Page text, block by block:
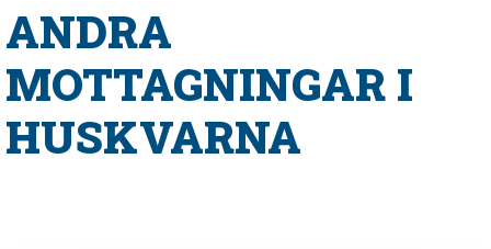
ANDRA
MOTTAGNINGAR I
HUSKVARNA